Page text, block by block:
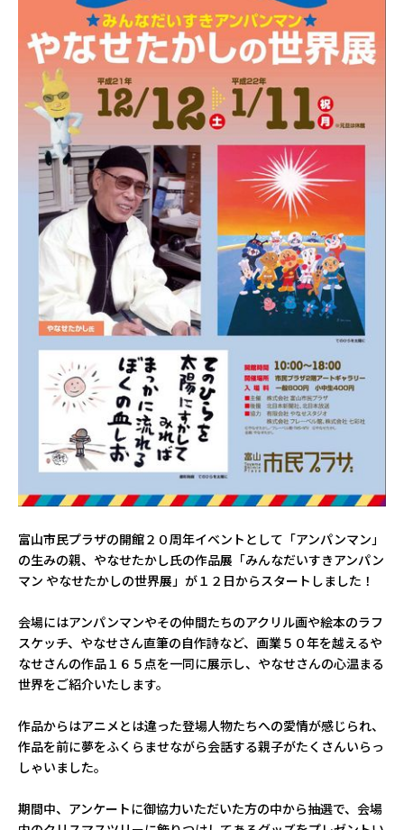
富山市民プラザの開館２０周年イベントとして「アンパンマン」
の生みの親、やなせたかし氏の作品展「みんなだいすきアンパン
マン やなせたかしの世界展」が１２日からスタートしました！
会場にはアンパンマンやその仲間たちのアクリル画や絵本のラフ
スケッチ、やなせさん直筆の自作詩など、画業５０年を越えるや
なせさんの作品１６５点を一同に展示し、やなせさんの心温まる
世界をご紹介いたします。
作品からはアニメとは違った登場人物たちへの愛情が感じられ、
作品を前に夢をふくらませながら会話する親子がたくさんいらっ
しゃいました。
期間中、アンケートに御協力いただいた方の中から抽選で、会場